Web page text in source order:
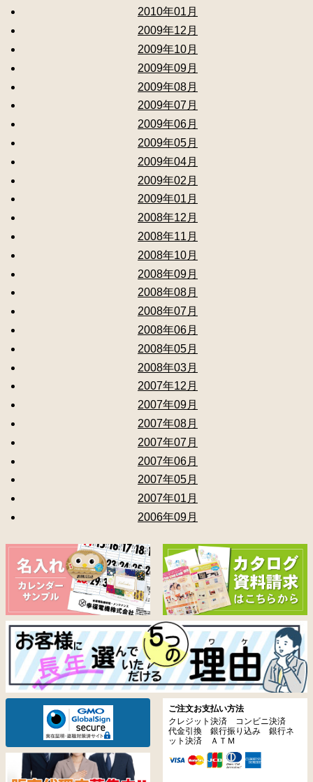
2010年01月
2009年12月
2009年10月
2009年09月
2009年08月
2009年07月
2009年06月
2009年05月
2009年04月
2009年02月
2009年01月
2008年12月
2008年11月
2008年10月
2008年09月
2008年08月
2008年07月
2008年06月
2008年05月
2008年03月
2007年12月
2007年09月
2007年08月
2007年07月
2007年06月
2007年05月
2007年01月
2006年09月
ご注文お支払い方法
クレジット決済 コンビニ決済
代金引換 銀行振り込み 銀行ネ
ット決済 ＡＴＭ